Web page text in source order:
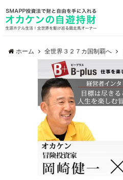
ホーム 全世界３２７カ国制覇へ